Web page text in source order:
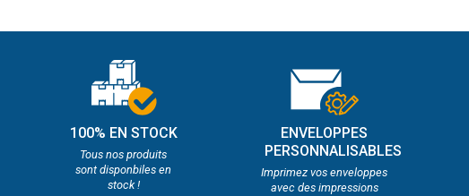
100% EN STOCK
Tous nos produits
sont disponbiles en
stock !
ENVELOPPES
PERSONNALISABLES
Imprimez vos enveloppes
avec des impressions